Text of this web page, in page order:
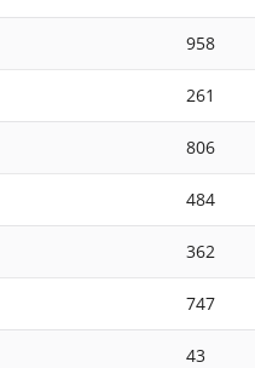
958
261
806
484
362
747
43